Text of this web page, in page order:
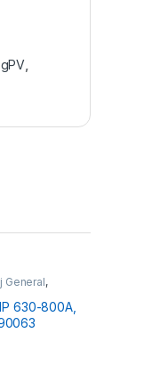
gPV,
General,
630-800A,